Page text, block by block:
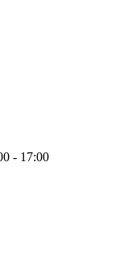
- 17:00